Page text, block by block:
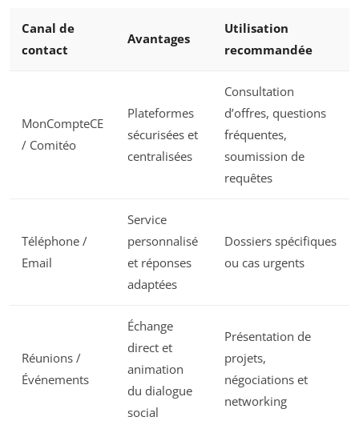
Canal de
contact
Avantages
Utilisation
recommandée
MonCompteCE
/ Comitéo
Plateformes
sécurisées et
centralisées
Consultation
d’offres, questions
fréquentes,
soumission de
requêtes
Téléphone /
Email
Service
personnalisé
et réponses
adaptées
Dossiers spécifiques
ou cas urgents
Réunions /
Événements
Échange
direct et
animation
du dialogue
social
Présentation de
projets,
négociations et
networking